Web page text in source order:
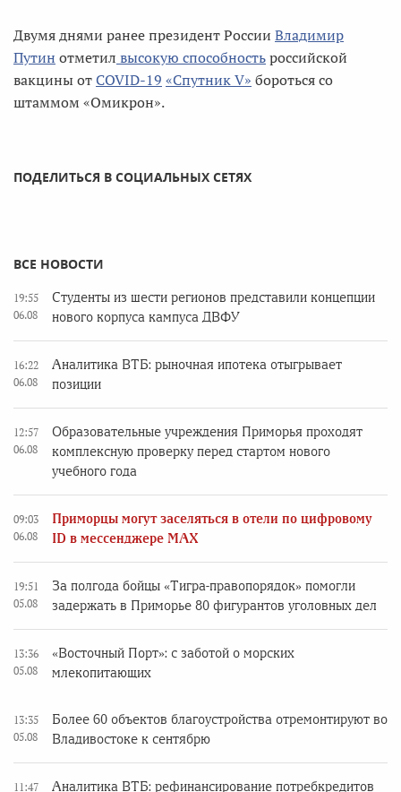
Двумя днями ранее президент России Владимир
Путин отметил высокую способностьроссийской
вакцины отCOVID-19 «Спутник V» бороться со
штаммом «Омикрон».
ПОДЕЛИТЬСЯ В СОЦИАЛЬНЫХ СЕТЯХ
ВСЕ НОВОСТИ
19:55
06.08
Студенты из шести регионов представили концепции
нового корпуса кампуса ДВФУ
16:22
06.08
Аналитика ВТБ: рыночная ипотека отыгрывает
позиции
12:57
06.08
Образовательные учреждения Приморья проходят
комплексную проверку перед стартом нового
учебного года
09:03
06.08
Приморцы могут заселяться в отели по цифровому
ID в мессенджере MAX
19:51
05.08
За полгода бойцы «Тигра-правопорядок» помогли
задержать в Приморье 80 фигурантов уголовных дел
13:36
05.08
«Восточный Порт»: с заботой о морских
млекопитающих
13:35
05.08
Более 60 объектов благоустройства отремонтируют во
Владивостоке к сентябрю
11:47 Аналитика ВТБ: рефинансирование потребкредитов